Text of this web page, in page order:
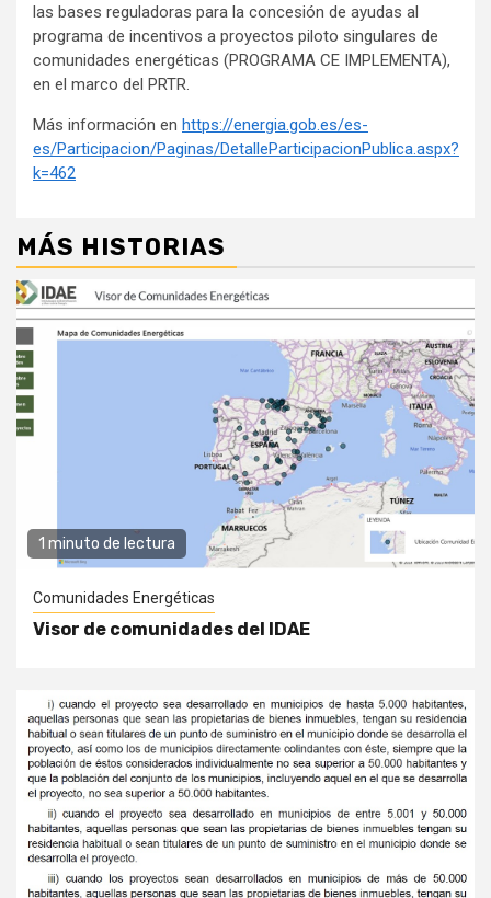
las bases reguladoras para la concesión de ayudas al
programa de incentivos a proyectos piloto singulares de
comunidades energéticas (PROGRAMA CE IMPLEMENTA),
en el marco del PRTR.
Más información en https://energia.gob.es/es-
es/Participacion/Paginas/DetalleParticipacionPublica.aspx?
k=462
MÁS HISTORIAS
1 minuto de lectura
Comunidades Energéticas
Visor de comunidades del IDAE